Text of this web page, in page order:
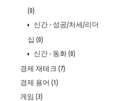
(0)
신간 - 성공/처세/리더
십 (0)
신간 - 동화(0)
경제 재테크 (7)
경제 용어 (1)
게임 (3)